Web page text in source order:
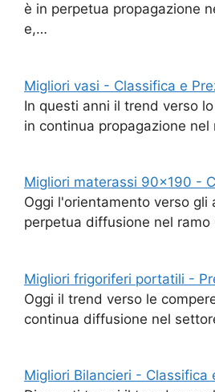
è in perpetua propagazione
e,…
Migliori vasi - Classifica e
In questi anni il trend verso
in continua propagazione nel
Migliori materassi 90x190 -
Oggi l'orientamento verso gli
perpetua diffusione nel ramo
Migliori frigoriferi portatili -
Oggi il trend verso le
continua diffusione nel
Migliori Bilancieri - Classifica